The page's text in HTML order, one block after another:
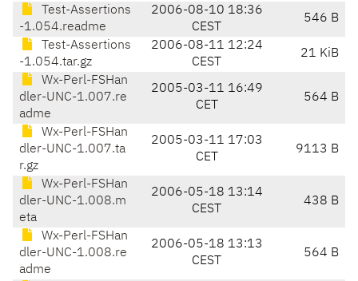
Test-Assertions
-1.054.readme
2006-08-10 18:36
CEST
546 B
Test-Assertions
-1.054.tar.gz
2006-08-11 12:24
CEST
21 KiB
Wx-Perl-FSHan
dler-UNC-1.007.re
adme
2005-03-11 16:49
CET
564 B
Wx-Perl-FSHan
dler-UNC-1.007.ta
r.gz
2005-03-11 17:03
CET
9113 B
Wx-Perl-FSHan
dler-UNC-1.008.m
eta
2006-05-18 13:14
CEST
438 B
Wx-Perl-FSHan
dler-UNC-1.008.re
adme
2006-05-18 13:13
CEST
564 B